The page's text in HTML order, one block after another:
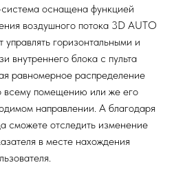
оснащена функцией
воздушного потока 3D AUTO
управлять горизонтальными и
внутреннего блока с пульта
равномерное распределение
всему помещению или же его
направлении. А благодаря
сможете отследить изменение
в месте нахождения